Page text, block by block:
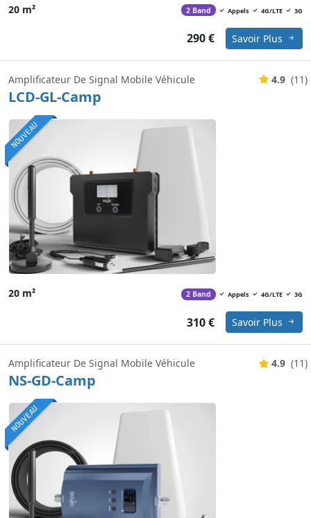
20 m² 2 Band Appels 4G/LTE 3G
290 € Savoir Plus
NOUVEAU
Amplificateur De Signal Mobile Véhicule
LCD-GL-Camp
4.9 (11)
20 m² 2 Band Appels 4G/LTE 3G
310 € Savoir Plus
NOUVEAU
Amplificateur De Signal Mobile Véhicule
NS-GD-Camp
4.9 (11)